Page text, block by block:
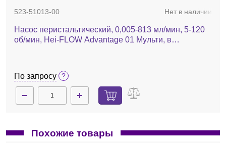
523-51013-00 Нет в наличии
Насос перистальтический, 0,005-813 мл/мин, 5-120
об/мин, Hei-FLOW Advantage 01 Мульти, в
По запросу
Похожие товары